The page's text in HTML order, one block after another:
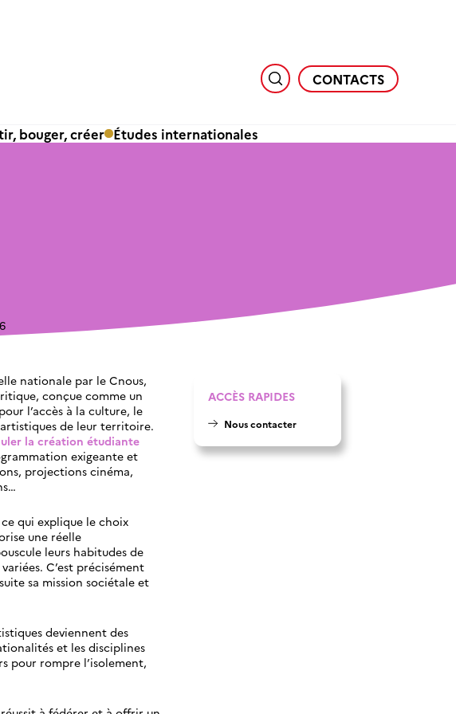
CONTACTS
bouger, créer Études internationales
nationale par le Cnous,
conçue comme un
l’accès à la culture, le
de leur territoire.
la création étudiante
exigeante et
projections cinéma,
qui explique le choix
une réelle
leurs habitudes de
C’est précisément
sa mission sociétale et
deviennent des
et les disciplines
pour rompre l’isolement,
ACCÈS RAPIDES
Nous contacter